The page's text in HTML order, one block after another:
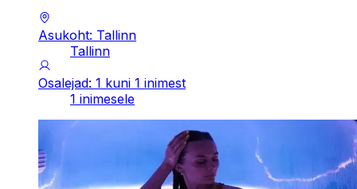
Asukoht: Tallinn
Tallinn
Osalejad: 1 kuni 1 inimest
1 inimesele